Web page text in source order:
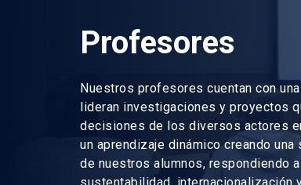
Profesores
Nuestros profesores cuentan con
lideran investigaciones y proyectos
decisiones de los diversos actores
un aprendizaje dinámico creando
de nuestros alumnos, respondiendo
sustentabilidad, internacionalización